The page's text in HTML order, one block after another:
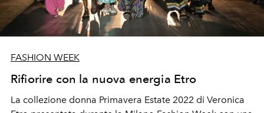
FASHION WEEK
Rifiorire con la nuova energia Etro
La collezione donna Primavera Estate 2022 di Veronica